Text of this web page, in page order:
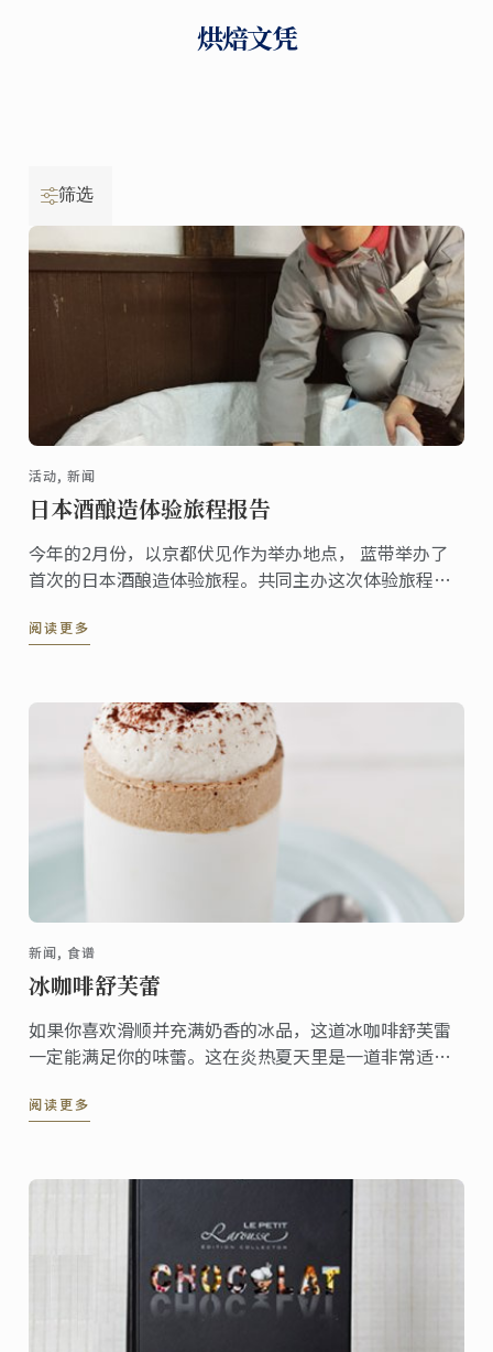
烘焙文凭
筛选
活动, 新闻
日本酒酿造体验旅程报告
今年的2月份，以京都伏见作为举办地点， 蓝带举办了
首次的日本酒酿造体验旅程。共同主办这次体验旅程的
阅读更多
新闻, 食谱
冰咖啡舒芙蕾
如果你喜欢滑顺并充满奶香的冰品，这道冰咖啡舒芙雷
一定能满足你的味蕾。这在炎热夏天里是一道非常适合
阅读更多